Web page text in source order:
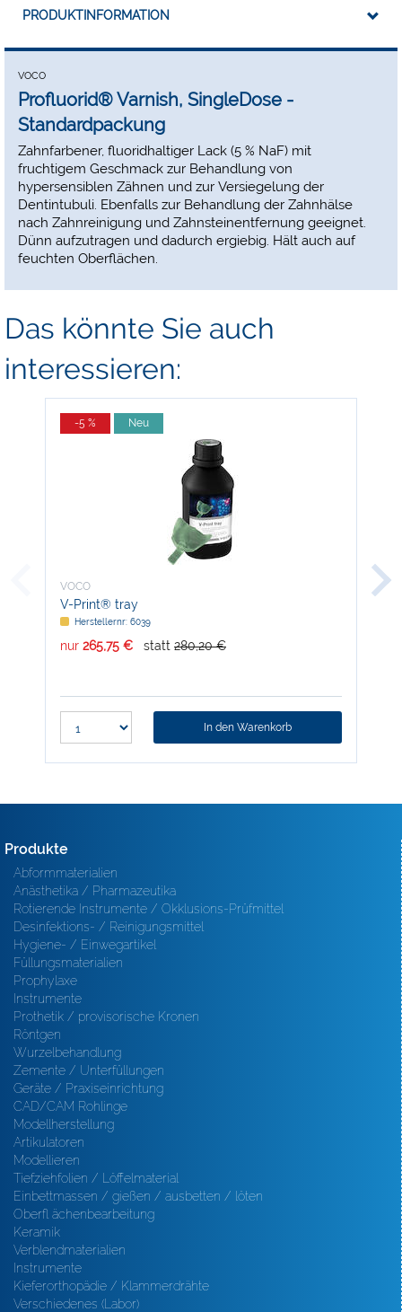
PRODUKTINFORMATION
VOCO
Profluorid® Varnish, SingleDose -
Standardpackung
Zahnfarbener, fluoridhaltiger Lack (5 % NaF) mit
fruchtigem Geschmack zur Behandlung von
hypersensiblen Zähnen und zur Versiegelung der
Dentintubuli. Ebenfalls zur Behandlung der Zahnhälse
nach Zahnreinigung und Zahnsteinentfernung geeignet.
Dünn aufzutragen und dadurch ergiebig. Hält auch auf
feuchten Oberflächen.
Das könnte Sie auch
interessieren:
-5 % Neu
VOCO
V-Print® tray
Herstellernr: 6039
nur 265,75 € statt 280,20 €
In den Warenkorb
Produkte
Abformmaterialien
Anästhetika / Pharmazeutika
Rotierende Instrumente / Okklusions-Prüfmittel
Desinfektions- / Reinigungsmittel
Hygiene- / Einwegartikel
Füllungsmaterialien
Prophylaxe
Instrumente
Prothetik / provisorische Kronen
Röntgen
Wurzelbehandlung
Zemente / Unterfüllungen
Geräte / Praxiseinrichtung
CAD/CAM Rohlinge
Modellherstellung
Artikulatoren
Modellieren
Tiefziehfolien / Löffelmaterial
Einbettmassen / gießen / ausbetten / löten
Oberfl ächenbearbeitung
Keramik
Verblendmaterialien
Instrumente
Kieferorthopädie / Klammerdrähte
Verschiedenes (Labor)